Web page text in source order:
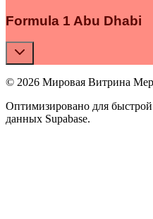
Formula 1 Abu Dhabi
© 2026 Мировая Витрина
Оптимизировано для
данных Supabase.